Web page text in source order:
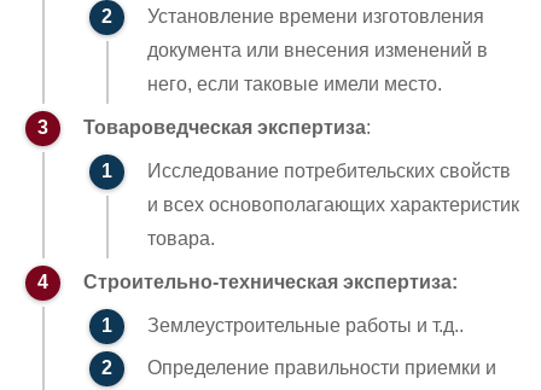
Установление времени изготовления
документа или внесения изменений в
него, если таковые имели место.
Товароведческая экспертиза:
Исследование потребительских свойств
и всех основополагающих характеристик
товара.
Строительно-техническая экспертиза:
Землеустроительные работы и т.д..
Определение правильности приемки и